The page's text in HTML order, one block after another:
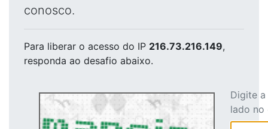
conosco.
Para liberar o acesso do IP 216.73.216.149,
responda ao desafio abaixo.
Digite
lado no